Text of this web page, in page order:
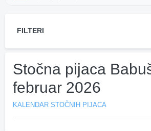
FILTERI
Stočna pijaca
februar 2026
KALENDAR STOČNIH PIJACA